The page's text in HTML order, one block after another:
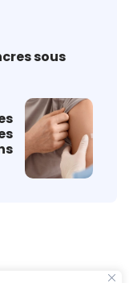
sous